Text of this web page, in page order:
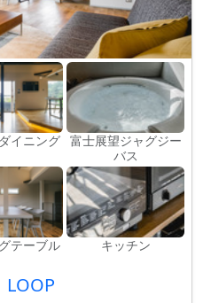
イニング 富士展望ジャグジー
バス
テーブル キッチン